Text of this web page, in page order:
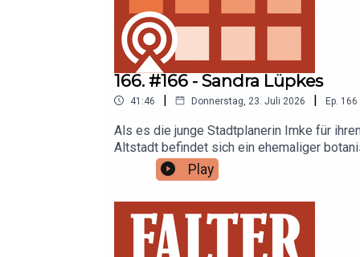
166. #166 - Sandra Lüpkes
41:46 | Donnerstag, 23. Juli 2026 | Ep. 166
Als es die junge Stadtplanerin Imke für
Altstadt befindet sich ein ehemaliger
Walter Egli.Imke soll über die Zukunft
uns mitten hinein in die Geschichte des
hat, die man sich so kaum ausdenken
Wissenschaftler und
Bélem„Heldenreise ins ewige Eis“ von
Play